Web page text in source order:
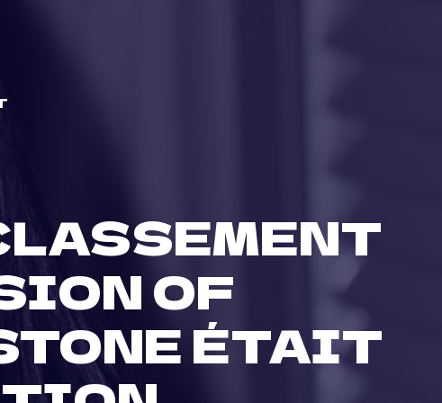
OF
ÉTAIT